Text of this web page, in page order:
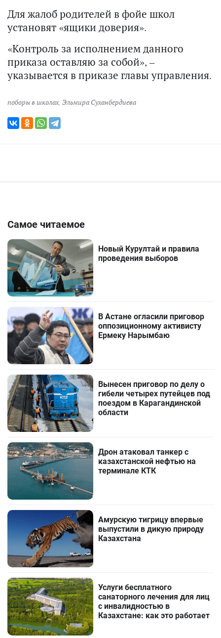
Для жалоб родителей в фойе школ
установят «ящики доверия».
«Контроль за исполнением данного
приказа оставляю за собой», –
указывается в приказе главы управления.
поборы в школах, Эльмира Суханбердиева
Самое читаемое
Новый Курултай и правила
проведения выборов
В Астане огласили приговор
оппозиционному активисту
Ермеку Нарымбаю
Вынесен приговор по делу о
гибели четырех путейцев под
поездом в Карагандинской
области
Дрон атаковал танкер с
казахстанской нефтью на
терминале КТК
Амурскую тигрицу впервые
выпустили в дикую природу
Казахстана
Услуги бесплатного
санаторного лечения для лиц
с инвалидностью в
Казахстане: как это работает